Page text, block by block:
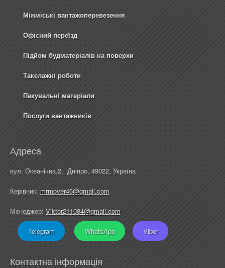
Міжміські вантажоперевезення
Офісний переїзд
Підйом будматеріалів на поверхи
Такелажні роботи
Пакувальні матеріали
Послуги вантажників
Адреса
вул. Океанічна,2, Дніпро, 49022, Україна
Керівник: mrmover46@gmail.com
Менеджер: Viktor211084@gmail.com
Telegram WhatsApp Viber
Контактна інформація